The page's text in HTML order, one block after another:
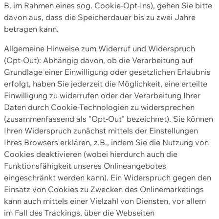
B. im Rahmen eines sog. Cookie-Opt-Ins), gehen Sie bitte
davon aus, dass die Speicherdauer bis zu zwei Jahre
betragen kann.
Allgemeine Hinweise zum Widerruf und Widerspruch
(Opt-Out): Abhängig davon, ob die Verarbeitung auf
Grundlage einer Einwilligung oder gesetzlichen Erlaubnis
erfolgt, haben Sie jederzeit die Möglichkeit, eine erteilte
Einwilligung zu widerrufen oder der Verarbeitung Ihrer
Daten durch Cookie-Technologien zu widersprechen
(zusammenfassend als "Opt-Out" bezeichnet). Sie können
Ihren Widerspruch zunächst mittels der Einstellungen
Ihres Browsers erklären, z.B., indem Sie die Nutzung von
Cookies deaktivieren (wobei hierdurch auch die
Funktionsfähigkeit unseres Onlineangebotes
eingeschränkt werden kann). Ein Widerspruch gegen den
Einsatz von Cookies zu Zwecken des Onlinemarketings
kann auch mittels einer Vielzahl von Diensten, vor allem
im Fall des Trackings, über die Webseiten